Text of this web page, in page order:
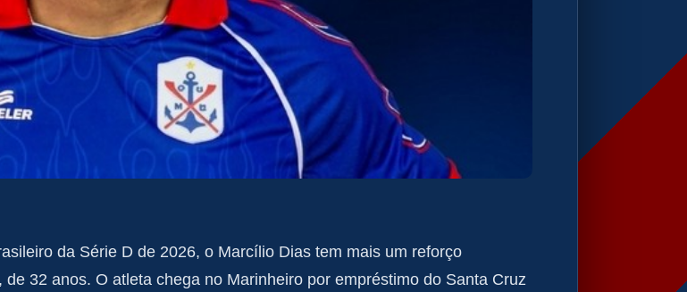
da Série D de 2026, o Marcílio Dias tem mais um reforço
, de 32 anos. O atleta chega no Marinheiro por empréstimo do Santa Cruz